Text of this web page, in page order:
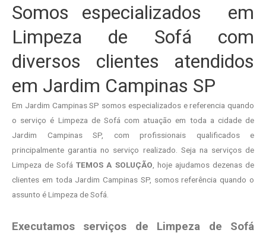
Somos especializados em
Limpeza de Sofá com
diversos clientes atendidos
em Jardim Campinas SP
Em Jardim Campinas SP somos especializados e referencia quando
o serviço é Limpeza de Sofá com atuação em toda a cidade de
Jardim Campinas SP, com profissionais qualificados e
principalmente garantia no serviço realizado. Seja na serviços de
Limpeza de SofáTEMOS A SOLUÇÃO , hoje ajudamos dezenas de
clientes em toda Jardim Campinas SP, somos referência quando o
assunto é Limpeza de Sofá.
Executamos serviços de Limpeza de Sofá